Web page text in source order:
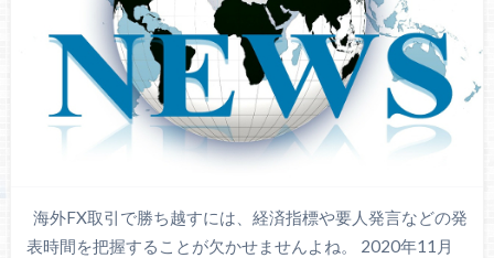
海外FX取引で勝ち越すには、経済指標や要人発言などの発
表時間を把握することが欠かせませんよね。 2020年11月